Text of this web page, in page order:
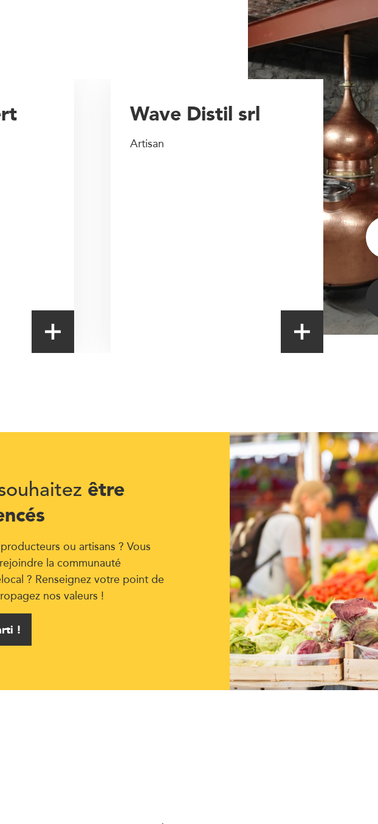
Wave Distil srl
Artisan
être
ou artisans ? Vous
la communauté
? Renseignez votre point de
nos valeurs !
!